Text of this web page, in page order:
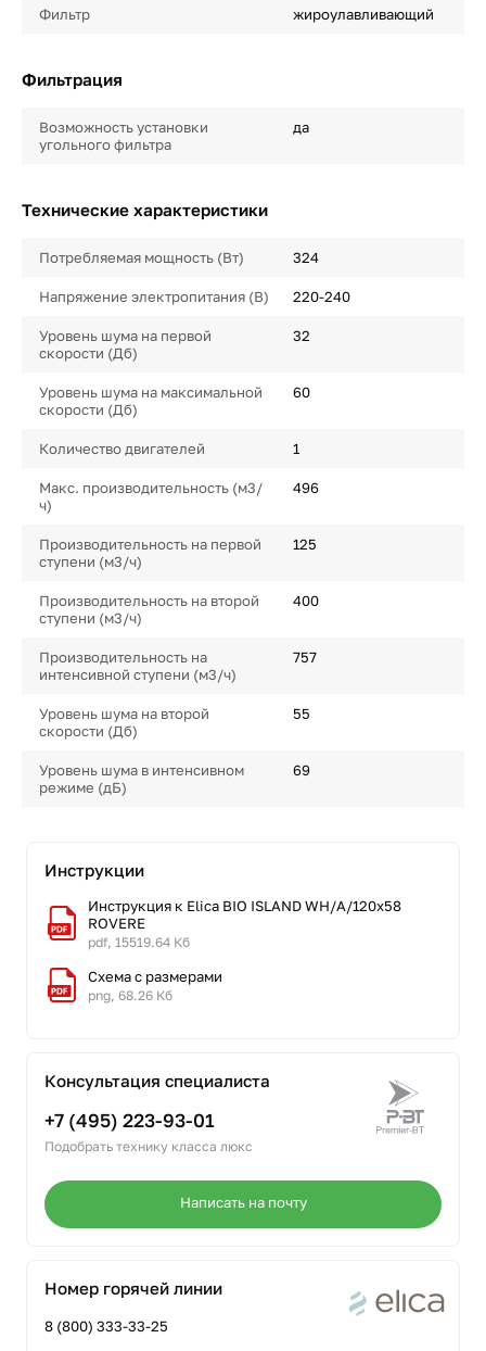
Фильтр жироулавливающий
Фильтрация
Возможность установки
угольного фильтра
да
Технические характеристики
Потребляемая мощность (Вт) 324
Напряжение электропитания (В) 220-240
Уровень шума на первой
скорости (Дб)
32
Уровень шума на максимальной
скорости (Дб)
60
Количество двигателей 1
Макс. производительность (м3/
ч)
496
Производительность на первой
ступени (м3/ч)
125
Производительность на второй
ступени (м3/ч)
400
Производительность на
интенсивной ступени (м3/ч)
757
Уровень шума на второй
скорости (Дб)
55
Уровень шума в интенсивном
режиме (дБ)
69
Инструкции
Инструкция к Elica BIO ISLAND WH/A/120x58
ROVERE
pdf, 15519.64 Кб
Схема с размерами
png, 68.26 Кб
Консультация специалиста
+7 (495) 223-93-01
Подобрать технику класса люкс
Написать на почту
Номер горячей линии
8 (800) 333-33-25